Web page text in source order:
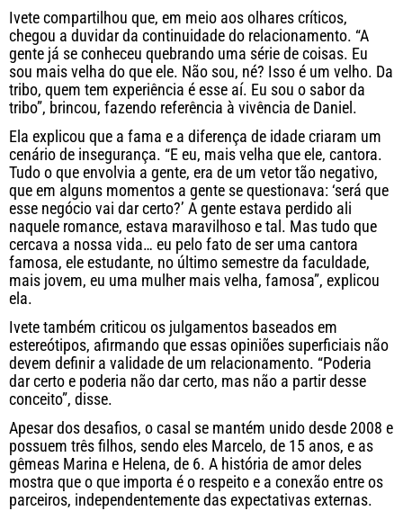
Ivete compartilhou que, em meio aos olhares críticos,
chegou a duvidar da continuidade do relacionamento. “A
gente já se conheceu quebrando uma série de coisas. Eu
sou mais velha do que ele. Não sou, né? Isso é um velho. Da
tribo, quem tem experiência é esse aí. Eu sou o sabor da
tribo”, brincou, fazendo referência à vivência de Daniel.
Ela explicou que a fama e a diferença de idade criaram um
cenário de insegurança. “E eu, mais velha que ele, cantora.
Tudo o que envolvia a gente, era de um vetor tão negativo,
que em alguns momentos a gente se questionava: ‘será que
esse negócio vai dar certo?’ A gente estava perdido ali
naquele romance, estava maravilhoso e tal. Mas tudo que
cercava a nossa vida… eu pelo fato de ser uma cantora
famosa, ele estudante, no último semestre da faculdade,
mais jovem, eu uma mulher mais velha, famosa”, explicou
ela.
Ivete também criticou os julgamentos baseados em
estereótipos, afirmando que essas opiniões superficiais não
devem definir a validade de um relacionamento. “Poderia
dar certo e poderia não dar certo, mas não a partir desse
conceito”, disse.
Apesar dos desafios, o casal se mantém unido desde 2008 e
possuem três filhos, sendo eles Marcelo, de 15 anos, e as
gêmeas Marina e Helena, de 6. A história de amor deles
mostra que o que importa é o respeito e a conexão entre os
parceiros, independentemente das expectativas externas.